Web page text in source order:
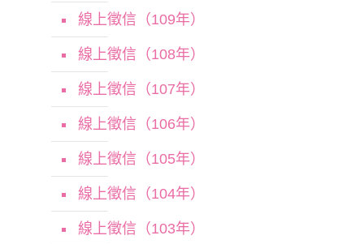
線上徵信（109年）
線上徵信（108年）
線上徵信（107年）
線上徵信（106年）
線上徵信（105年）
線上徵信（104年）
線上徵信（103年）